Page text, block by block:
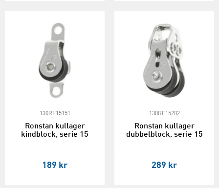
130RF15151
Ronstan kullager
kindblock, serie 15
189 kr
130RF15202
Ronstan kullager
dubbelblock, serie 15
289 kr